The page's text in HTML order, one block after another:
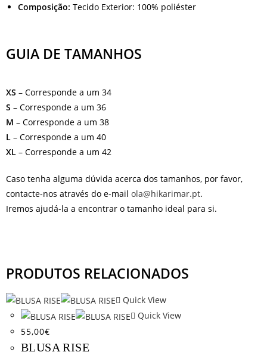
Composição: Tecido Exterior: 100% poliéster
GUIA DE TAMANHOS
XS – Corresponde a um 34
S – Corresponde a um 36
M – Corresponde a um 38
L – Corresponde a um 40
XL – Corresponde a um 42
Caso tenha alguma dúvida acerca dos tamanhos, por favor,
contacte-nos através do e-mail ola@hikarimar.pt.
Iremos ajudá-la a encontrar o tamanho ideal para si.
PRODUTOS RELACIONADOS
Quick View
Quick View
55,00€
BLUSA RISE